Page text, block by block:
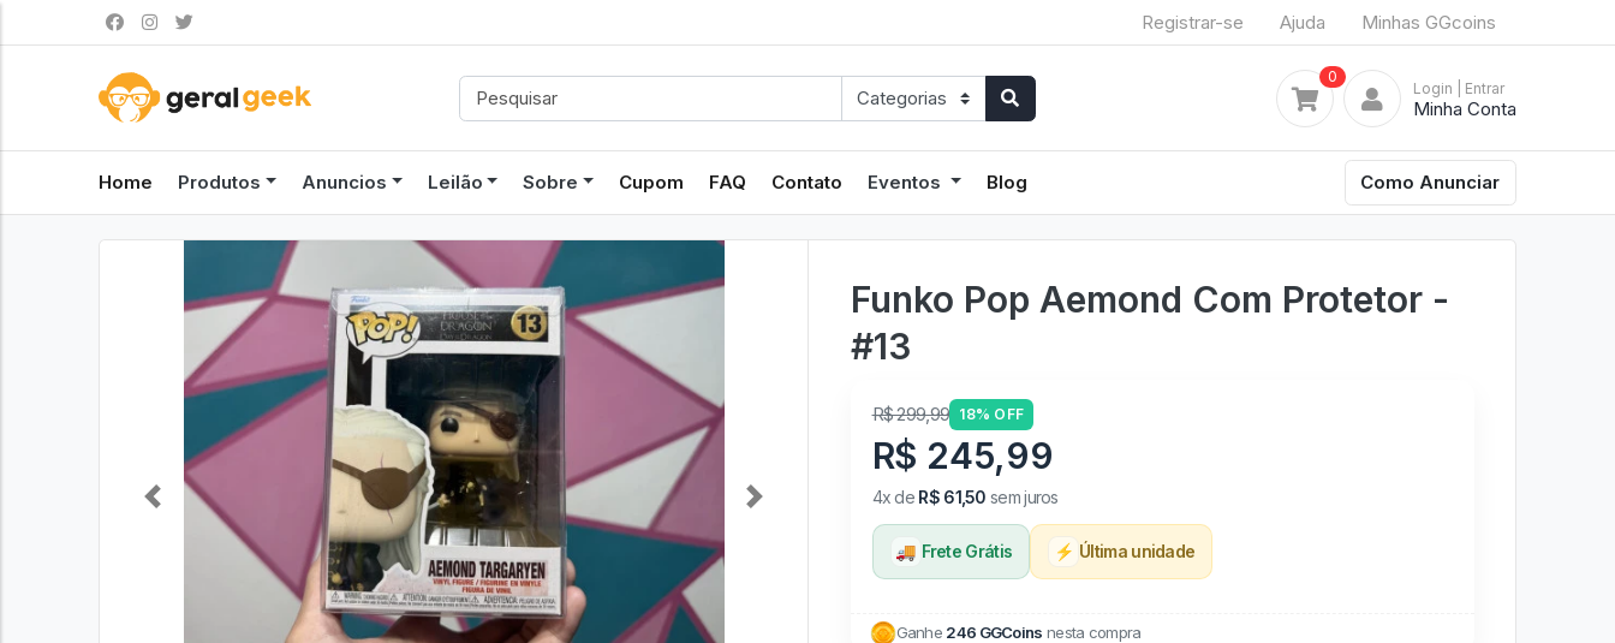
Registrar-se Ajuda Minhas GGcoins
0
Login | Entrar
Minha Conta
Home Produtos Anuncios Leilão Sobre Cupom FAQ Contato Eventos Blog Como Anunciar
Previous Next
Funko Pop Aemond Com Protetor -
#13
R$ 299,99 18% OFF
R$ 245,99
4x de R$ 61,50 sem juros
🚚 Frete Grátis ⚡ Última unidade
Ganhe 246 GGCoins nesta compra